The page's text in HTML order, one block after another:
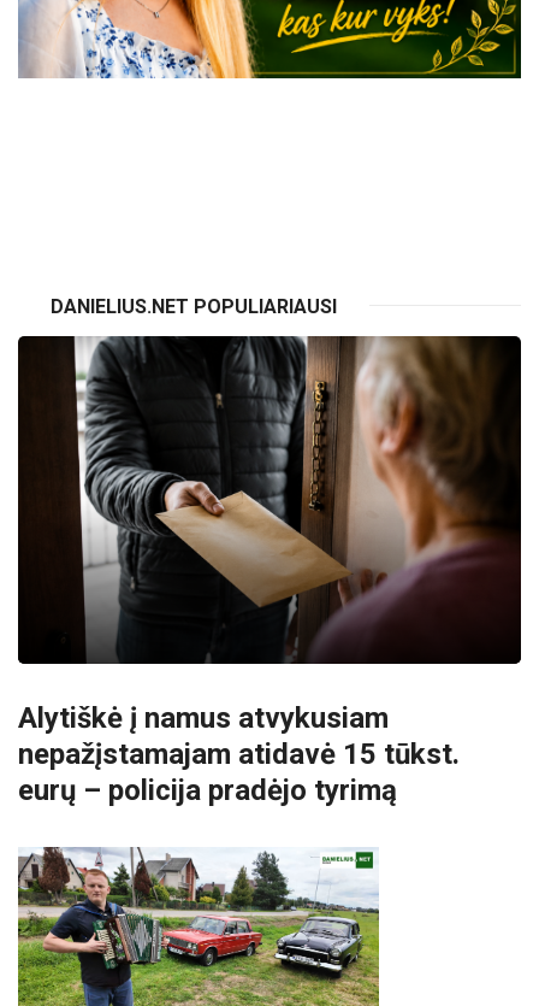
DANIELIUS.NET POPULIARIAUSI
Alytiškė į namus atvykusiam
nepažįstamajam atidavė 15 tūkst.
eurų – policija pradėjo tyrimą